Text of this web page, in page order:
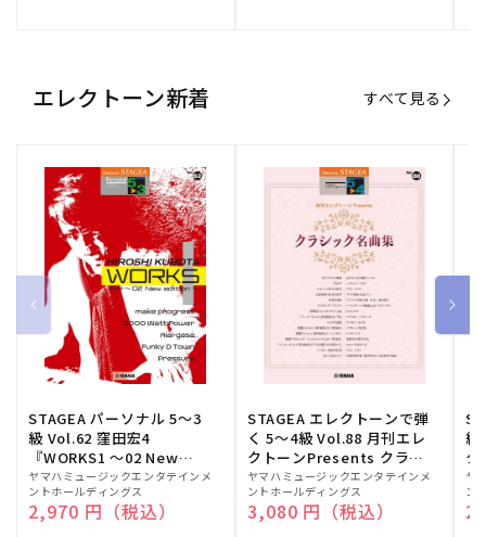
エレクトーン新着 すべて見る
STAGEA パーソナル 5～3
級 Vol.62 窪田宏4
『WORKS1 ～02 New
edition～』
販
売
元:
ヤマハミュージックエンタテインメ
ントホールディングス
通常価格
2,970 円（税込）
STAGEA エレクトーンで弾
く 5～4級 Vol.88 月刊エレ
クトーンPresents クラシ
ック名曲集
販
売
元:
ヤマハミュージックエンタテインメ
ントホールディングス
通常価格
3,080 円（税込）
級
ク
販
売
元:
ヤ
ン